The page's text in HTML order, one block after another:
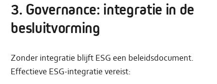
3. Governance: integratie in de
besluitvorming
Zonder integratie blijft ESG een beleidsdocument.
Effectieve ESG-integratie vereist: